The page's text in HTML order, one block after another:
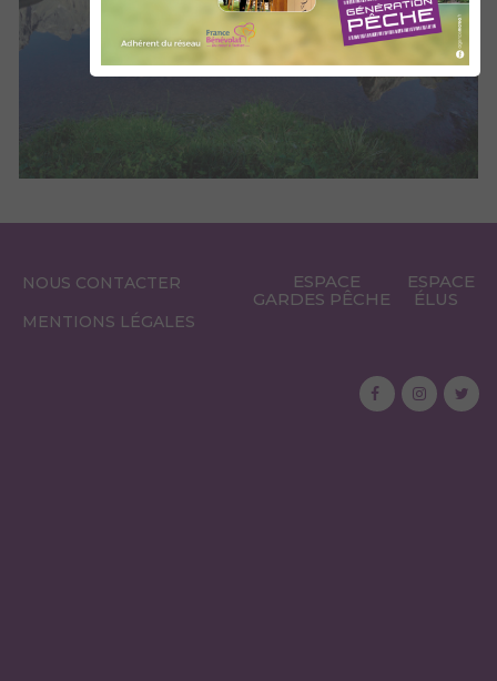
NOUS CONTACTER
MENTIONS LÉGALES
ESPACE
GARDES PÊCHE
ESPACE
ÉLUS